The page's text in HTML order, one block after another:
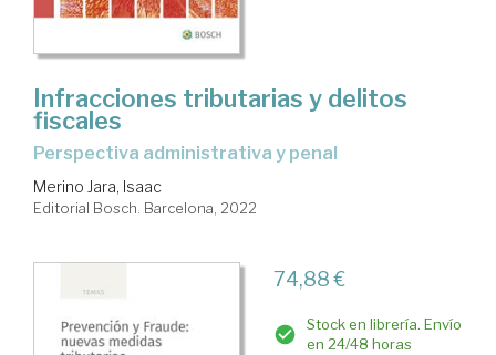
Infracciones tributarias y delitos
fiscales
Perspectiva administrativa y penal
Merino Jara, Isaac
Editorial Bosch. Barcelona, 2022
74,88 €
Stock en librería. Envío
en 24/48 horas